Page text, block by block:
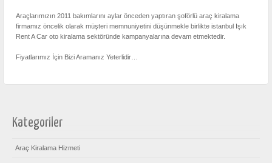
Araçlarımızın 2011 bakımlarını aylar önceden yaptıran şoförlü araç kiralama
firmamız öncelik olarak müşteri memnuniyetini düşünmekle birlikte istanbul Işık
Rent A Car oto kiralama sektöründe kampanyalarına devam etmektedir.
Fiyatlarımız İçin Bizi Aramanız Yeterlidir…
Kategoriler
Araç Kiralama Hizmeti